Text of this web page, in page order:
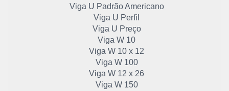
Viga U Padrão Americano
Viga U Perfil
Viga U Preço
Viga W 10
Viga W 10 x 12
Viga W 100
Viga W 12 x 26
Viga W 150